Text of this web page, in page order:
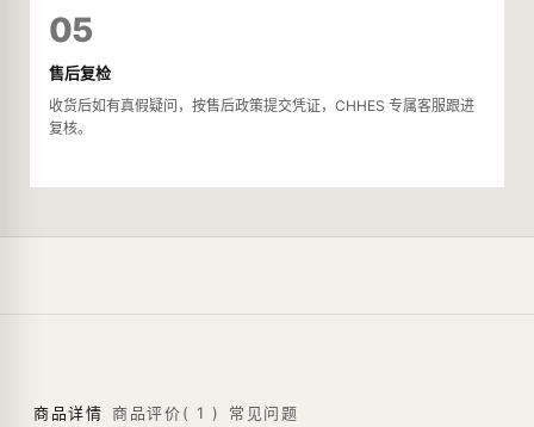
05
售后复检
收货后如有真假疑问，按售后政策提交凭证，CHHES 专属客服跟进
复核。
商品详情 商品评价( 1 ) 常见问题